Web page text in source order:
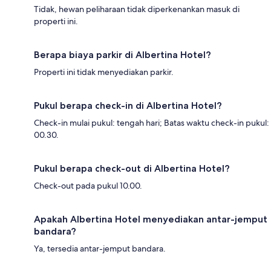
Tidak, hewan peliharaan tidak diperkenankan masuk di
properti ini.
Berapa biaya parkir di Albertina Hotel?
Properti ini tidak menyediakan parkir.
Pukul berapa check-in di Albertina Hotel?
Check-in mulai pukul: tengah hari; Batas waktu check-in pukul:
00.30.
Pukul berapa check-out di Albertina Hotel?
Check-out pada pukul 10.00.
Apakah Albertina Hotel menyediakan antar-jemput
bandara?
Ya, tersedia antar-jemput bandara.